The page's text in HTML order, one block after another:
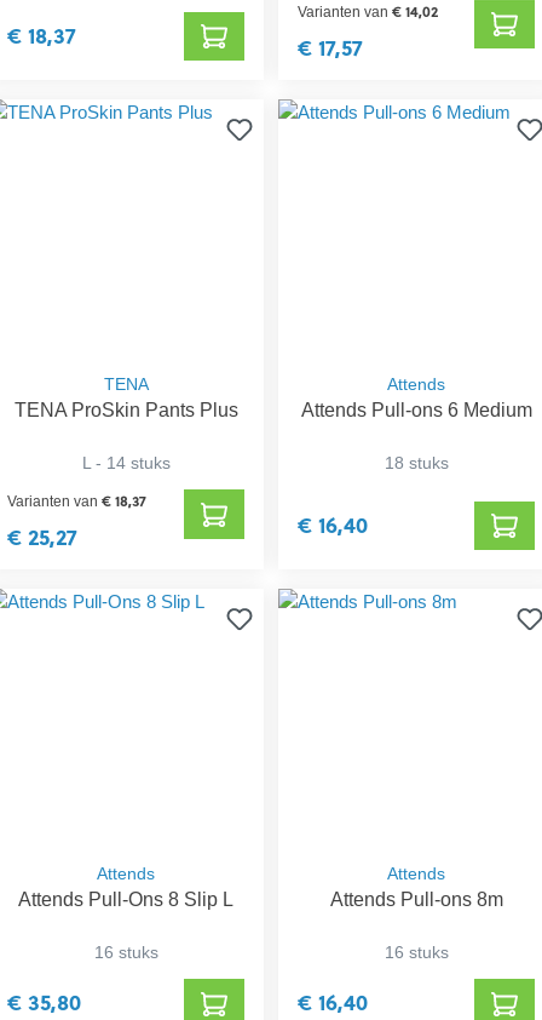
€ 18,37
Varianten van€ 14,02
€ 17,57
TENA
TENA ProSkin Pants Plus
L - 14 stuks
Varianten van€ 18,37
€ 25,27
Attends
Attends Pull-ons 6 Medium
18 stuks
€ 16,40
Attends
Attends Pull-Ons 8 Slip L
16 stuks
€ 35,80
Attends
Attends Pull-ons 8m
16 stuks
€ 16,40